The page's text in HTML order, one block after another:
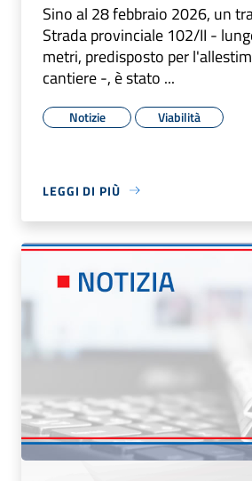
Sino al 28 febbraio 2026, un
Strada provinciale 102/II -
metri, predisposto per
cantiere -, è stato ...
Notizie Viabilità
LEGGI DI PIÙ